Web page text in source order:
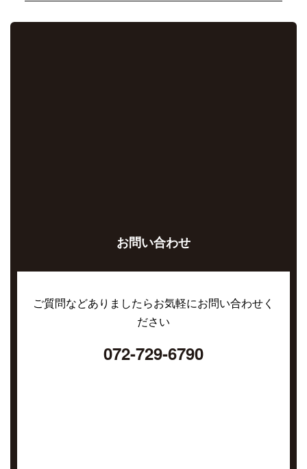
お問い合わせ
ご質問などありましたらお気軽にお問い合わせく
ださい
072-729-6790